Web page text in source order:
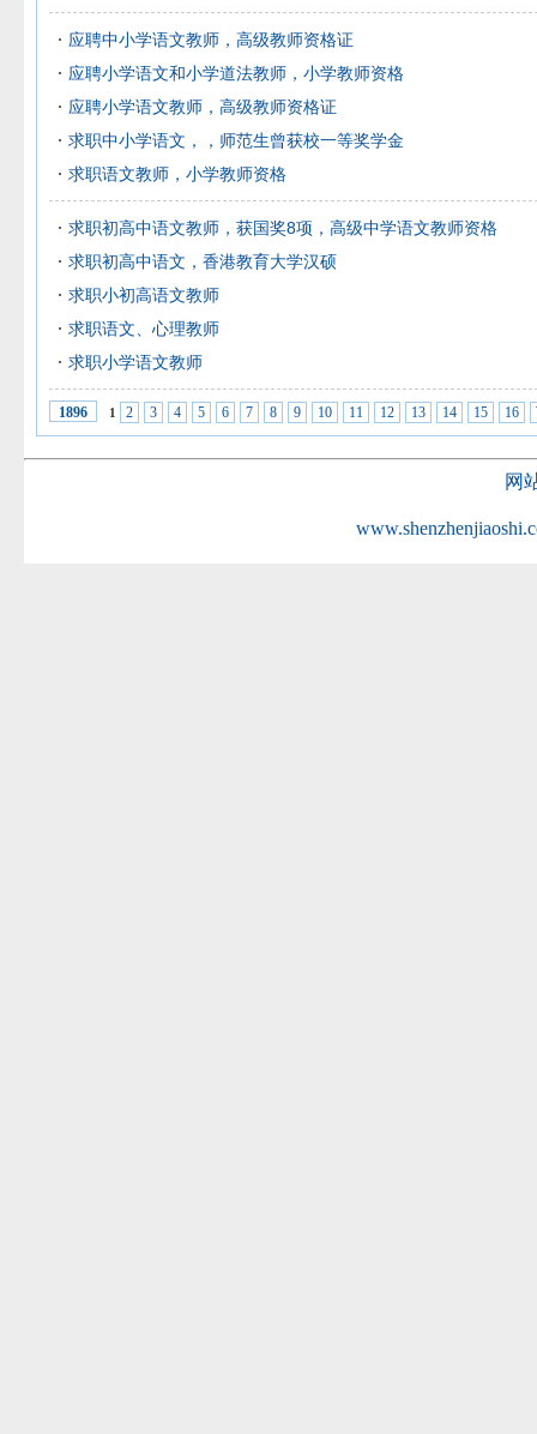
应聘中小学语文教师，高级教师资格证
应聘小学语文和小学道法教师，小学教师资格
应聘小学语文教师，高级教师资格证
求职中小学语文，，师范生曾获校一等奖学金
求职语文教师，小学教师资格
求职初高中语文教师，获国奖8项，高级中学语文教师资格
求职初高中语文，香港教育大学汉硕
求职小初高语文教师
求职语文、心理教师
求职小学语文教师
1896 1 2 3 4 5 6 7 8 9 10 11 12 13 14 15 16
网